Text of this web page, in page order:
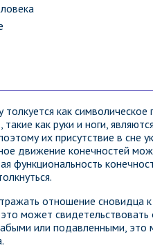
как символическое
как руки и ноги,
их присутствие в сне
движение конечностей
функциональность
отношение сновидца
может
или подавленными, это